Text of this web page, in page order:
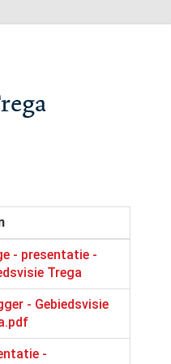
- presentatie -
Trega
- Gebiedsvisie
-